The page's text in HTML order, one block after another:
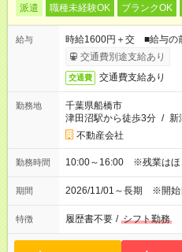
派遣 職種未経験OK ブランクOK
給与
時給1600円＋交 ■給与の
交通費別途支給あり
交通費 交通費支給あり
勤務地
千葉県船橋市
津田沼駅から徒歩3分 / 新
不動産会社
勤務時間 10:00～16:00 ※残業はほ
期間 2026/11/01～長期 ※開始
特徴 履歴書不要 / シフト勤務